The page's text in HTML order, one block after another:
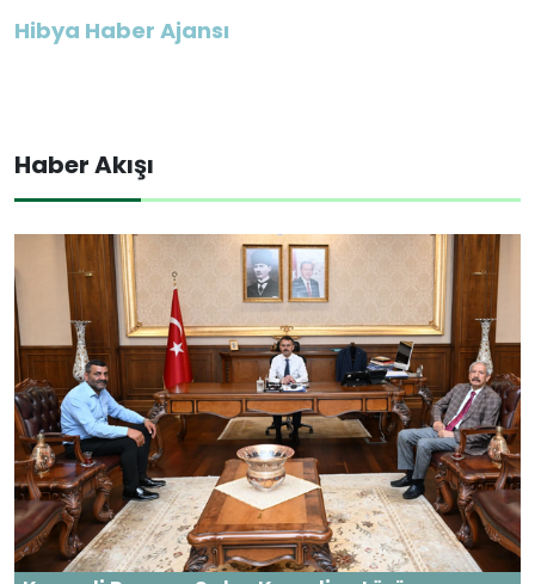
Hibya Haber Ajansı
Haber Akışı